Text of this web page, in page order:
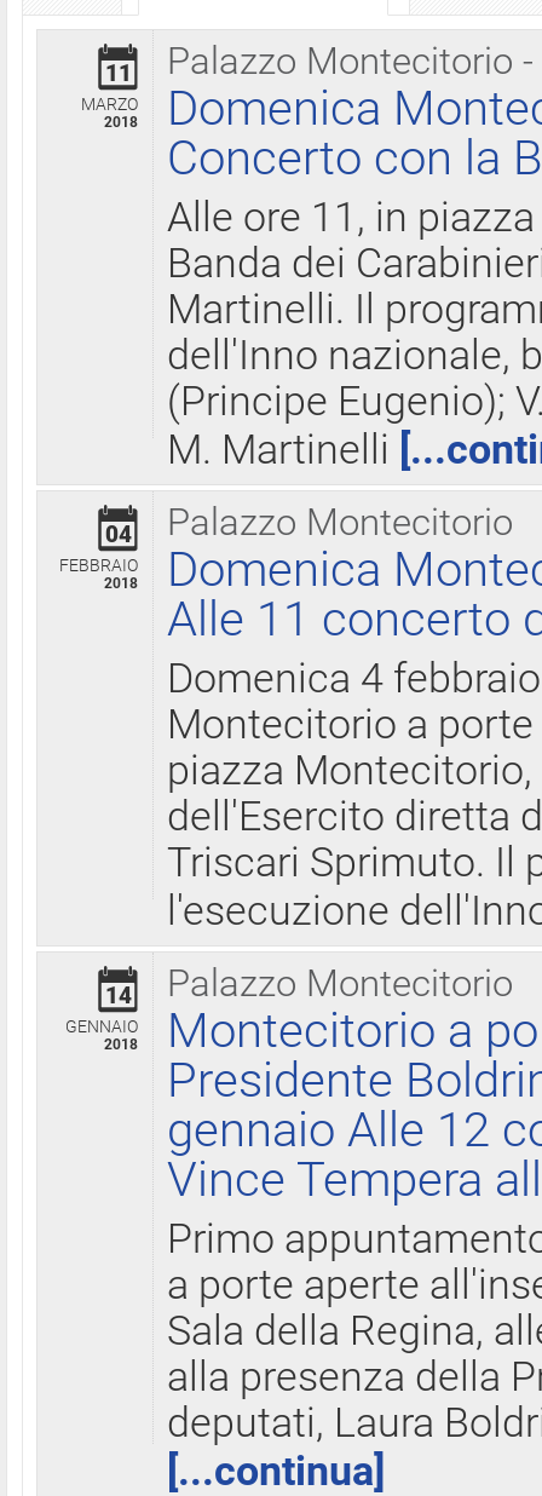
Palazzo Montecitorio
11
MARZO
2018
Domenica
Concerto con la
Alle ore 11, in
Banda dei
Martinelli. Il
dell'Inno nazionale,
(Principe Eugenio);
M. Martinelli
Palazzo Montecitorio
04
FEBBRAIO
2018
Domenica
Alle 11 concerto
Domenica 4
Montecitorio a
piazza
dell'Esercito diretta
Triscari Sprimuto. Il
l'esecuzione
Palazzo Montecitorio
14
GENNAIO
2018
Montecitorio a
Presidente
gennaio Alle 12
Vince Tempera
Primo
a porte aperte
Sala della Regina,
alla presenza della
deputati, Laura
[...continua]